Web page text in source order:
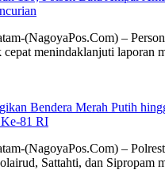
(NagoyaPos.Com) –
menindaklanjuti laporan
Bendera Merah Putih
81 RI
(NagoyaPos.Com) –
Sattahti, dan Sipropam